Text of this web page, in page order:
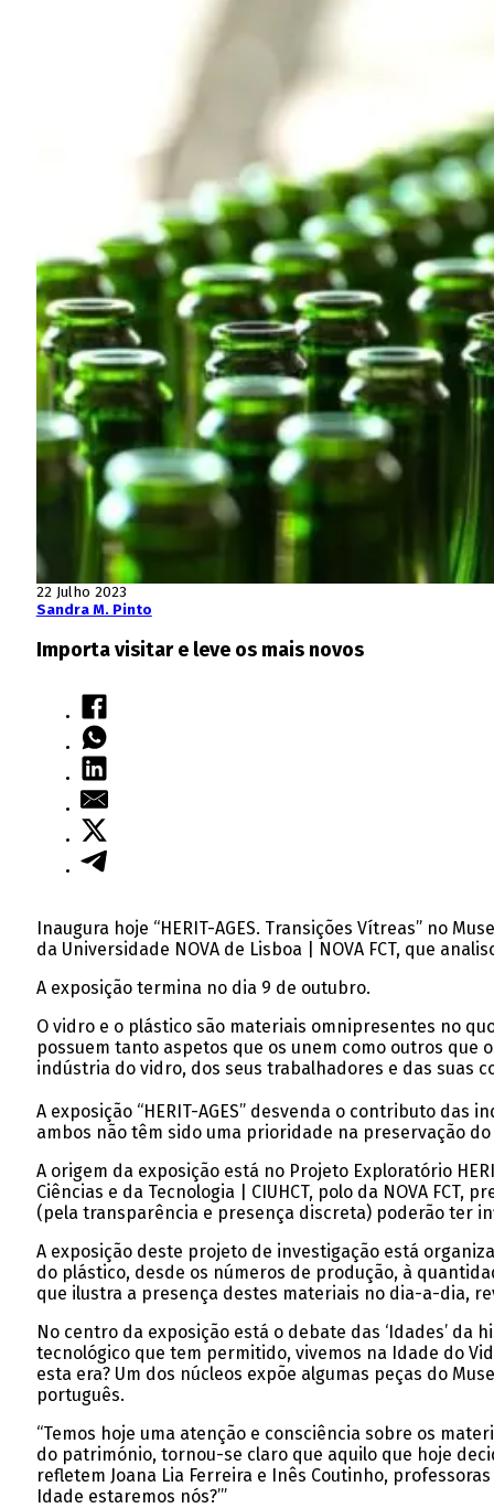
22 Julho 2023
Sandra M. Pinto
Importa visitar e leve os mais novos
Inaugura hoje “HERIT-AGES. Transições Vítreas” no
da Universidade NOVA de Lisboa | NOVA FCT, que
A exposição termina no dia 9 de outubro.
O vidro e o plástico são materiais omnipresentes no
possuem tanto aspetos que os unem como outros
indústria do vidro, dos seus trabalhadores e das suas
A exposição “HERIT-AGES” desvenda o contributo
ambos não têm sido uma prioridade na preservação
A origem da exposição está no Projeto Exploratório
Ciências e da Tecnologia | CIUHCT, polo da NOVA
(pela transparência e presença discreta) poderão ter
A exposição deste projeto de investigação está
do plástico, desde os números de produção, à
que ilustra a presença destes materiais no dia-a-dia,
No centro da exposição está o debate das ‘Idades’
tecnológico que tem permitido, vivemos na Idade do
esta era? Um dos núcleos expõe algumas peças do
português.
“Temos hoje uma atenção e consciência sobre os
do património, tornou-se claro que aquilo que hoje
refletem Joana Lia Ferreira e Inês Coutinho,
Idade estaremos nós?’”